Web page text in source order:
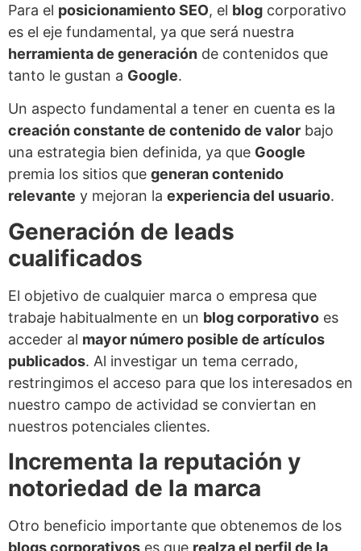
Para el posicionamiento SEO, el blog corporativo
es el eje fundamental, ya que será nuestra
herramienta de generación de contenidos que
tanto le gustan a Google.
Un aspecto fundamental a tener en cuenta es la
creación constante de contenido de valor bajo
una estrategia bien definida, ya que Google
premia los sitios que generan contenido
relevante y mejoran la experiencia del usuario.
Generación de leads
cualificados
El objetivo de cualquier marca o empresa que
trabaje habitualmente en un blog corporativo es
acceder al mayor número posible de artículos
publicados. Al investigar un tema cerrado,
restringimos el acceso para que los interesados ​​en
nuestro campo de actividad se conviertan en
nuestros potenciales clientes.
Incrementa la reputación y
notoriedad de la marca
Otro beneficio importante que obtenemos de los
blogs corporativos es que realza el perfil de la